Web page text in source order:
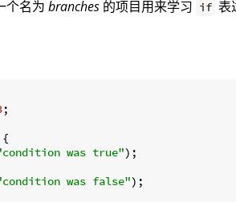
个名为 branches 的项目用来学习 if 表
;
{
was true");
was false");